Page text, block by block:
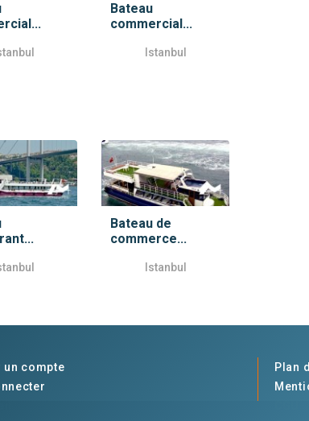
Bateau
commercial...
Istanbul
Bateau de
commerce...
Istanbul
un compte
Plan